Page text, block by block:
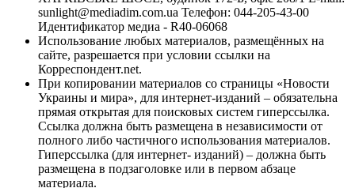
sunlight@mediadim.com.ua Телефон: 044-205-43-00
Идентификатор медиа - R40-06068
Использование любых материалов, размещённых на
сайте, разрешается при условии ссылки на
Корреспондент.net.
При копировании материалов со страницы «Новости
Украины и мира», для интернет-изданий – обязательна
прямая открытая для поисковых систем гиперссылка.
Ссылка должна быть размещена в независимости от
полного либо частичного использования материалов.
Гиперссылка (для интернет- изданий) – должна быть
размещена в подзаголовке или в первом абзаце
материала.